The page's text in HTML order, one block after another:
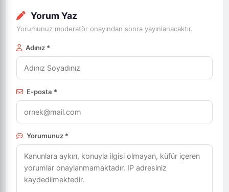
Yorum Yaz
Yorumunuz moderatör onayından sonra yayınlanacaktır.
Adınız *
E-posta *
Yorumunuz *